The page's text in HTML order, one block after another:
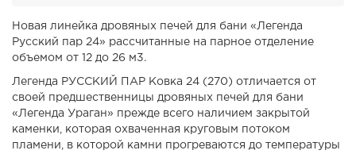
Новая линейка дровяных печей для бани «Легенда
Русский пар 24» рассчитанные на парное отделение
объемом от 12 до 26 м3.
Легенда РУССКИЙ ПАР Ковка 24 (270) отличается от
своей предшественницы дровяных печей для бани
«Легенда Ураган» прежде всего наличием закрытой
каменки, которая охваченная круговым потоком
пламени, в которой камни прогреваются до температуры